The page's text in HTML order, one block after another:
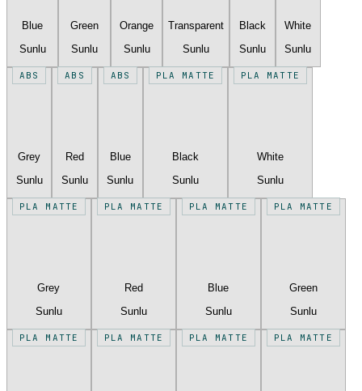
Blue
Sunlu
Green
Sunlu
Orange
Sunlu
Transparent
Sunlu
Black
Sunlu
White
Sunlu
ABS
Grey
Sunlu
ABS
Red
Sunlu
ABS
Blue
Sunlu
PLA MATTE
Black
Sunlu
PLA MATTE
White
Sunlu
PLA MATTE
Grey
Sunlu
PLA MATTE
Red
Sunlu
PLA MATTE
Blue
Sunlu
PLA MATTE
Green
Sunlu
PLA MATTE PLA MATTE PLA MATTE PLA MATTE